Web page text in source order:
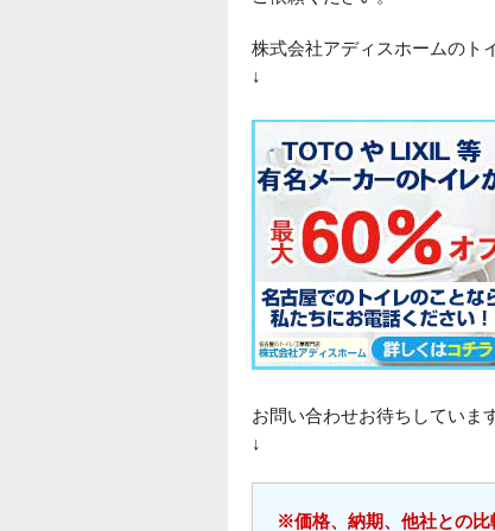
株式会社アディスホームのト
↓
お問い合わせお待ちしていま
↓
※価格、納期、他社との